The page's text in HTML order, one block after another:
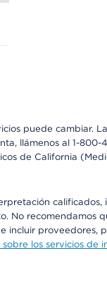
puede cambiar.
llámenos al 1-
de California
No recomendamos
incluir proveedores,
los servicios de